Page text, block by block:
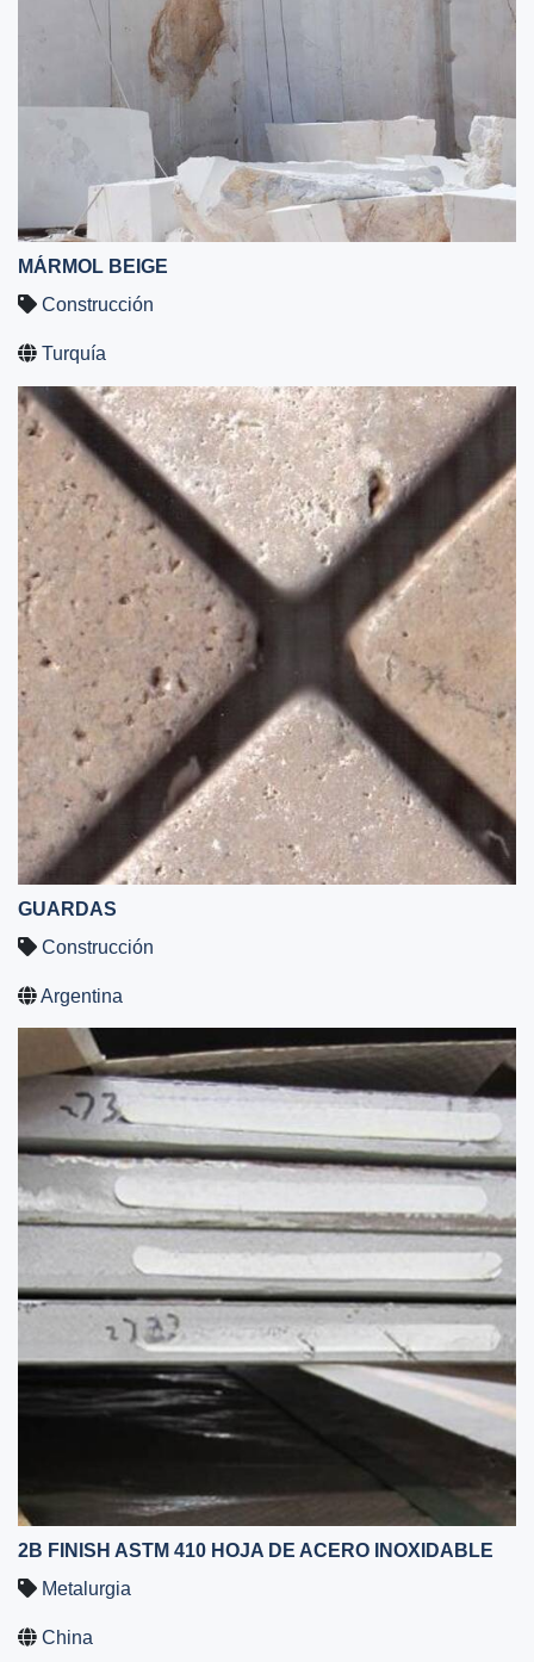
MÁRMOL BEIGE
Construcción
Turquía
GUARDAS
Construcción
Argentina
2B FINISH ASTM 410 HOJA DE ACERO INOXIDABLE
Metalurgia
China